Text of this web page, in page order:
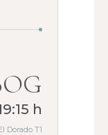
h
Dorado T1